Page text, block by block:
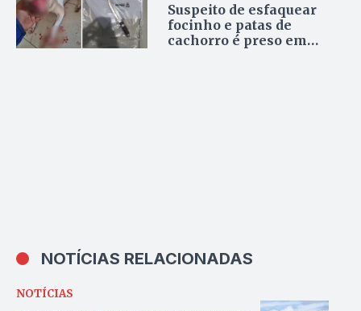
Suspeito de esfaquear
focinho e patas de
cachorro é preso em
NOTÍCIAS RELACIONADAS
NOTÍCIAS